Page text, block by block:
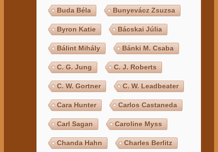
Buda Béla Bunyevácz Zsuzsa
Byron Katie Bácskai Júlia
Bálint Mihály Bánki M. Csaba
C. G. Jung C. J. Roberts
C. W. Gortner C. W. Leadbeater
Cara Hunter Carlos Castaneda
Carl Sagan Caroline Myss
Chanda Hahn Charles Berlitz